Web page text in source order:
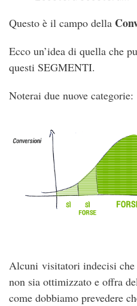
Questo è il campo della
Ecco un’idea di quella che
questi SEGMENTI.
Noterai due nuove categorie:
Alcuni visitatori indecisi
non sia ottimizzato e offra
come dobbiamo prevedere